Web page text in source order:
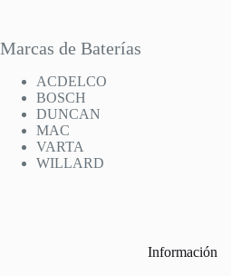
Marcas de Baterías
ACDELCO
BOSCH
DUNCAN
MAC
VARTA
WILLARD
Información